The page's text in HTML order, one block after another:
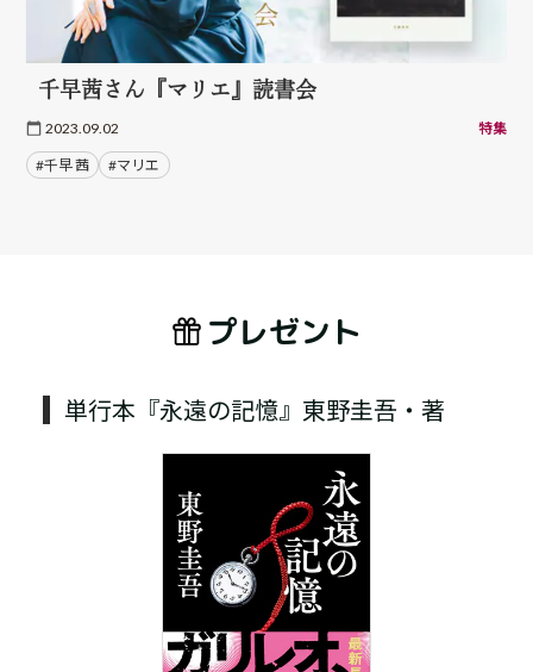
千早茜さん『マリエ』読書会
2023.09.02 特集
#千早 茜 #マリエ
プレゼント
単行本『永遠の記憶』東野圭吾・著